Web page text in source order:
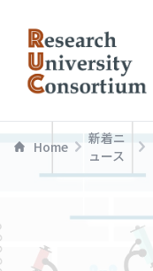
Home
新着ニ
ュース